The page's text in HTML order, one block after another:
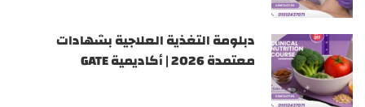
دبلومة التغذية العلاجية بشهادات
معتمدة 2026 | أكاديمية GATE